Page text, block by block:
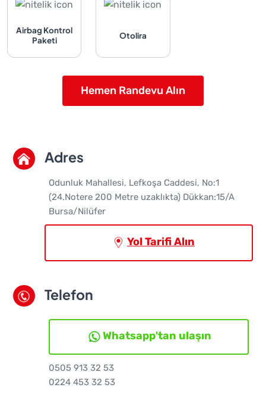
Airbag Kontrol
Paketi
Otolira
Hemen Randevu Alın
Adres
Odunluk Mahallesi, Lefkoşa Caddesi, No:1
(24.Notere 200 Metre uzaklıkta) Dükkan:15/A
Bursa/Nilüfer
Yol Tarifi Alın
Telefon
Whatsapp'tan ulaşın
0505 913 32 53
0224 453 32 53